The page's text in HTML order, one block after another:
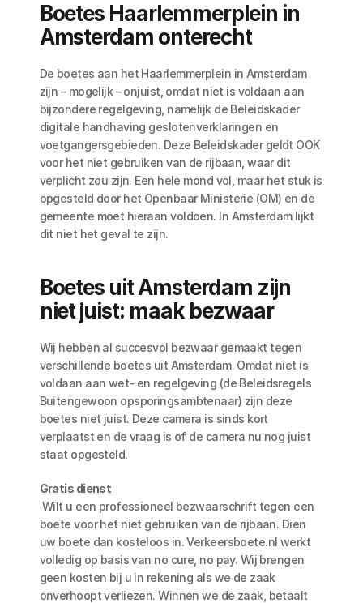
Boetes Haarlemmerplein in
Amsterdam onterecht
De boetes aan het Haarlemmerplein in Amsterdam
zijn – mogelijk – onjuist, omdat niet is voldaan aan
bijzondere regelgeving, namelijk de Beleidskader
digitale handhaving geslotenverklaringen en
voetgangersgebieden. Deze Beleidskader geldt OOK
voor het niet gebruiken van de rijbaan, waar dit
verplicht zou zijn. Een hele mond vol, maar het stuk is
opgesteld door het Openbaar Ministerie (OM) en de
gemeente moet hieraan voldoen. In Amsterdam lijkt
dit niet het geval te zijn.
Boetes uit Amsterdam zijn
niet juist: maak bezwaar
Wij hebben al succesvol bezwaar gemaakt tegen
verschillende boetes uit Amsterdam. Omdat niet is
voldaan aan wet- en regelgeving (de Beleidsregels
Buitengewoon opsporingsambtenaar) zijn deze
boetes niet juist. Deze camera is sinds kort
verplaatst en de vraag is of de camera nu nog juist
staat opgesteld.
Gratis dienst
Wilt u een professioneel bezwaarschrift tegen een
boete voor het niet gebruiken van de rijbaan. Dien
uw boete dan kosteloos in. Verkeersboete.nl werkt
volledig op basis van no cure, no pay. Wij brengen
geen kosten bij u in rekening als we de zaak
onverhoopt verliezen. Winnen we de zaak, betaalt